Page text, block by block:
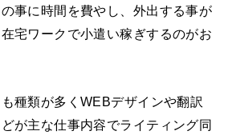
事に時間を費やし、外出する事が
宅ワークで小遣い稼ぎするのがお
種類が多くWEBデザインや翻訳
が主な仕事内容でライティング同